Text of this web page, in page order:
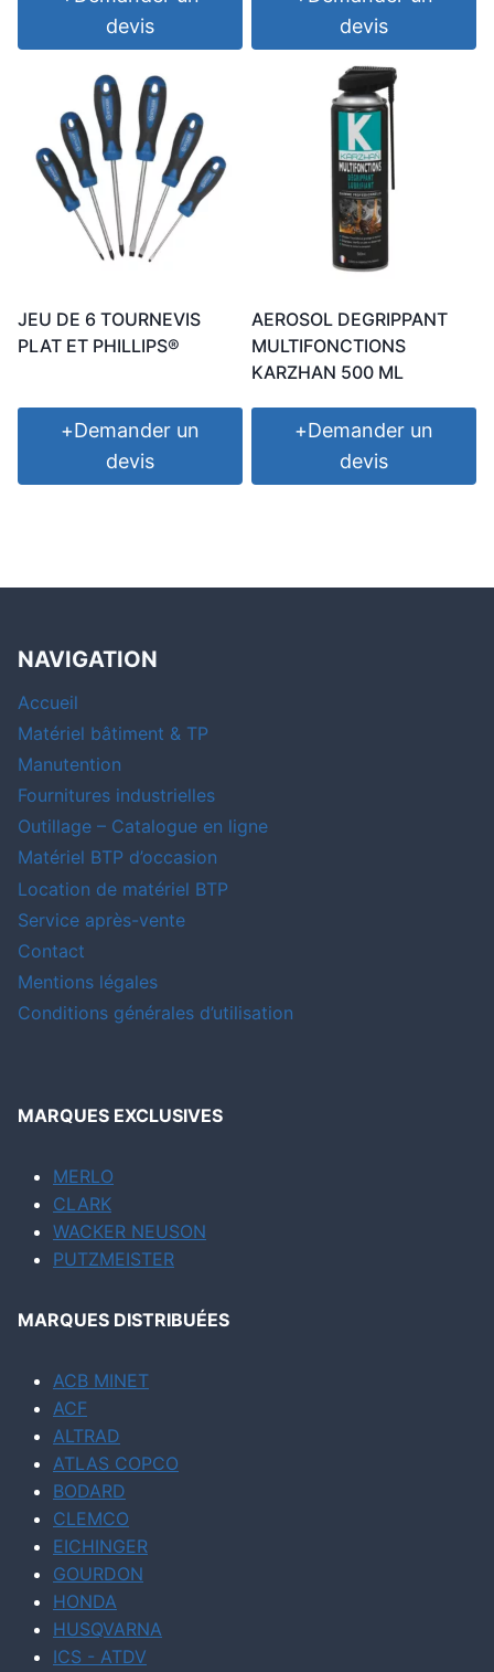
devis
devis
JEU DE 6 TOURNEVIS
PLAT ET PHILLIPS®
+Demander un
devis
AEROSOL DEGRIPPANT
MULTIFONCTIONS
KARZHAN 500 ML
+Demander un
devis
NAVIGATION
Accueil
Matériel bâtiment & TP
Manutention
Fournitures industrielles
Outillage – Catalogue en ligne
Matériel BTP d’occasion
Location de matériel BTP
Service après-vente
Contact
Mentions légales
Conditions générales d’utilisation
MARQUES EXCLUSIVES
MERLO
CLARK
WACKER NEUSON
PUTZMEISTER
MARQUES DISTRIBUÉES
ACB MINET
ACF
ALTRAD
ATLAS COPCO
BODARD
CLEMCO
EICHINGER
GOURDON
HONDA
HUSQVARNA
ICS - ATDV